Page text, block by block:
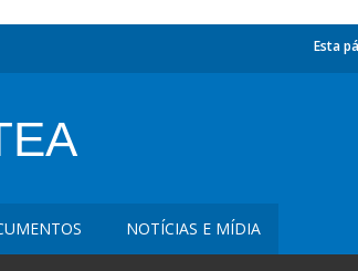
Esta
NOTÍCIAS E MÍDIA